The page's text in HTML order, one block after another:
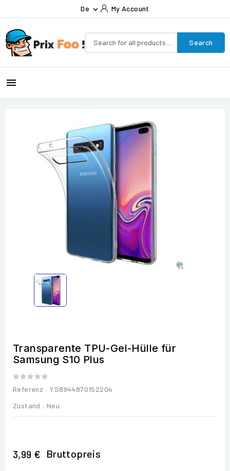
De  My Account
Search

Transparente TPU-Gel-Hülle für
Samsung S10 Plus
Referenz : YS8944870152204
Zustand : Neu
3,99 € Bruttopreis